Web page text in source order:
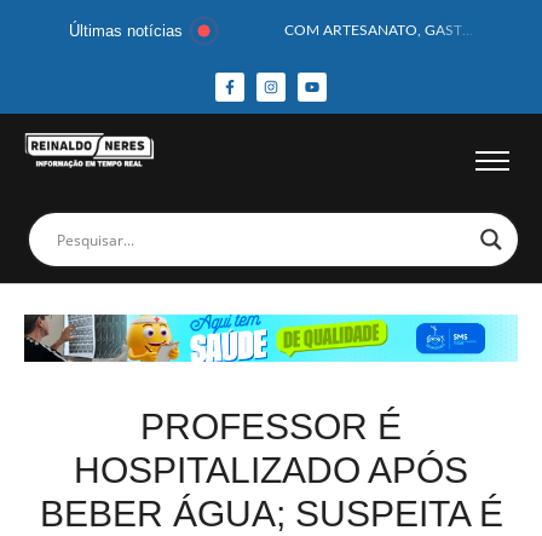
Últimas notícias
HOMEM CAI DE CACHOEIRA DE 40 METROS AO TENTAR FAZER FOTO
CORPOS DAS SEIS VÍTIMAS DE ACIDENTE COM LANCHA SÃO VELADOS; SAIBA COMO FOI
PROFESSOR É
HOSPITALIZADO APÓS
BEBER ÁGUA; SUSPEITA É